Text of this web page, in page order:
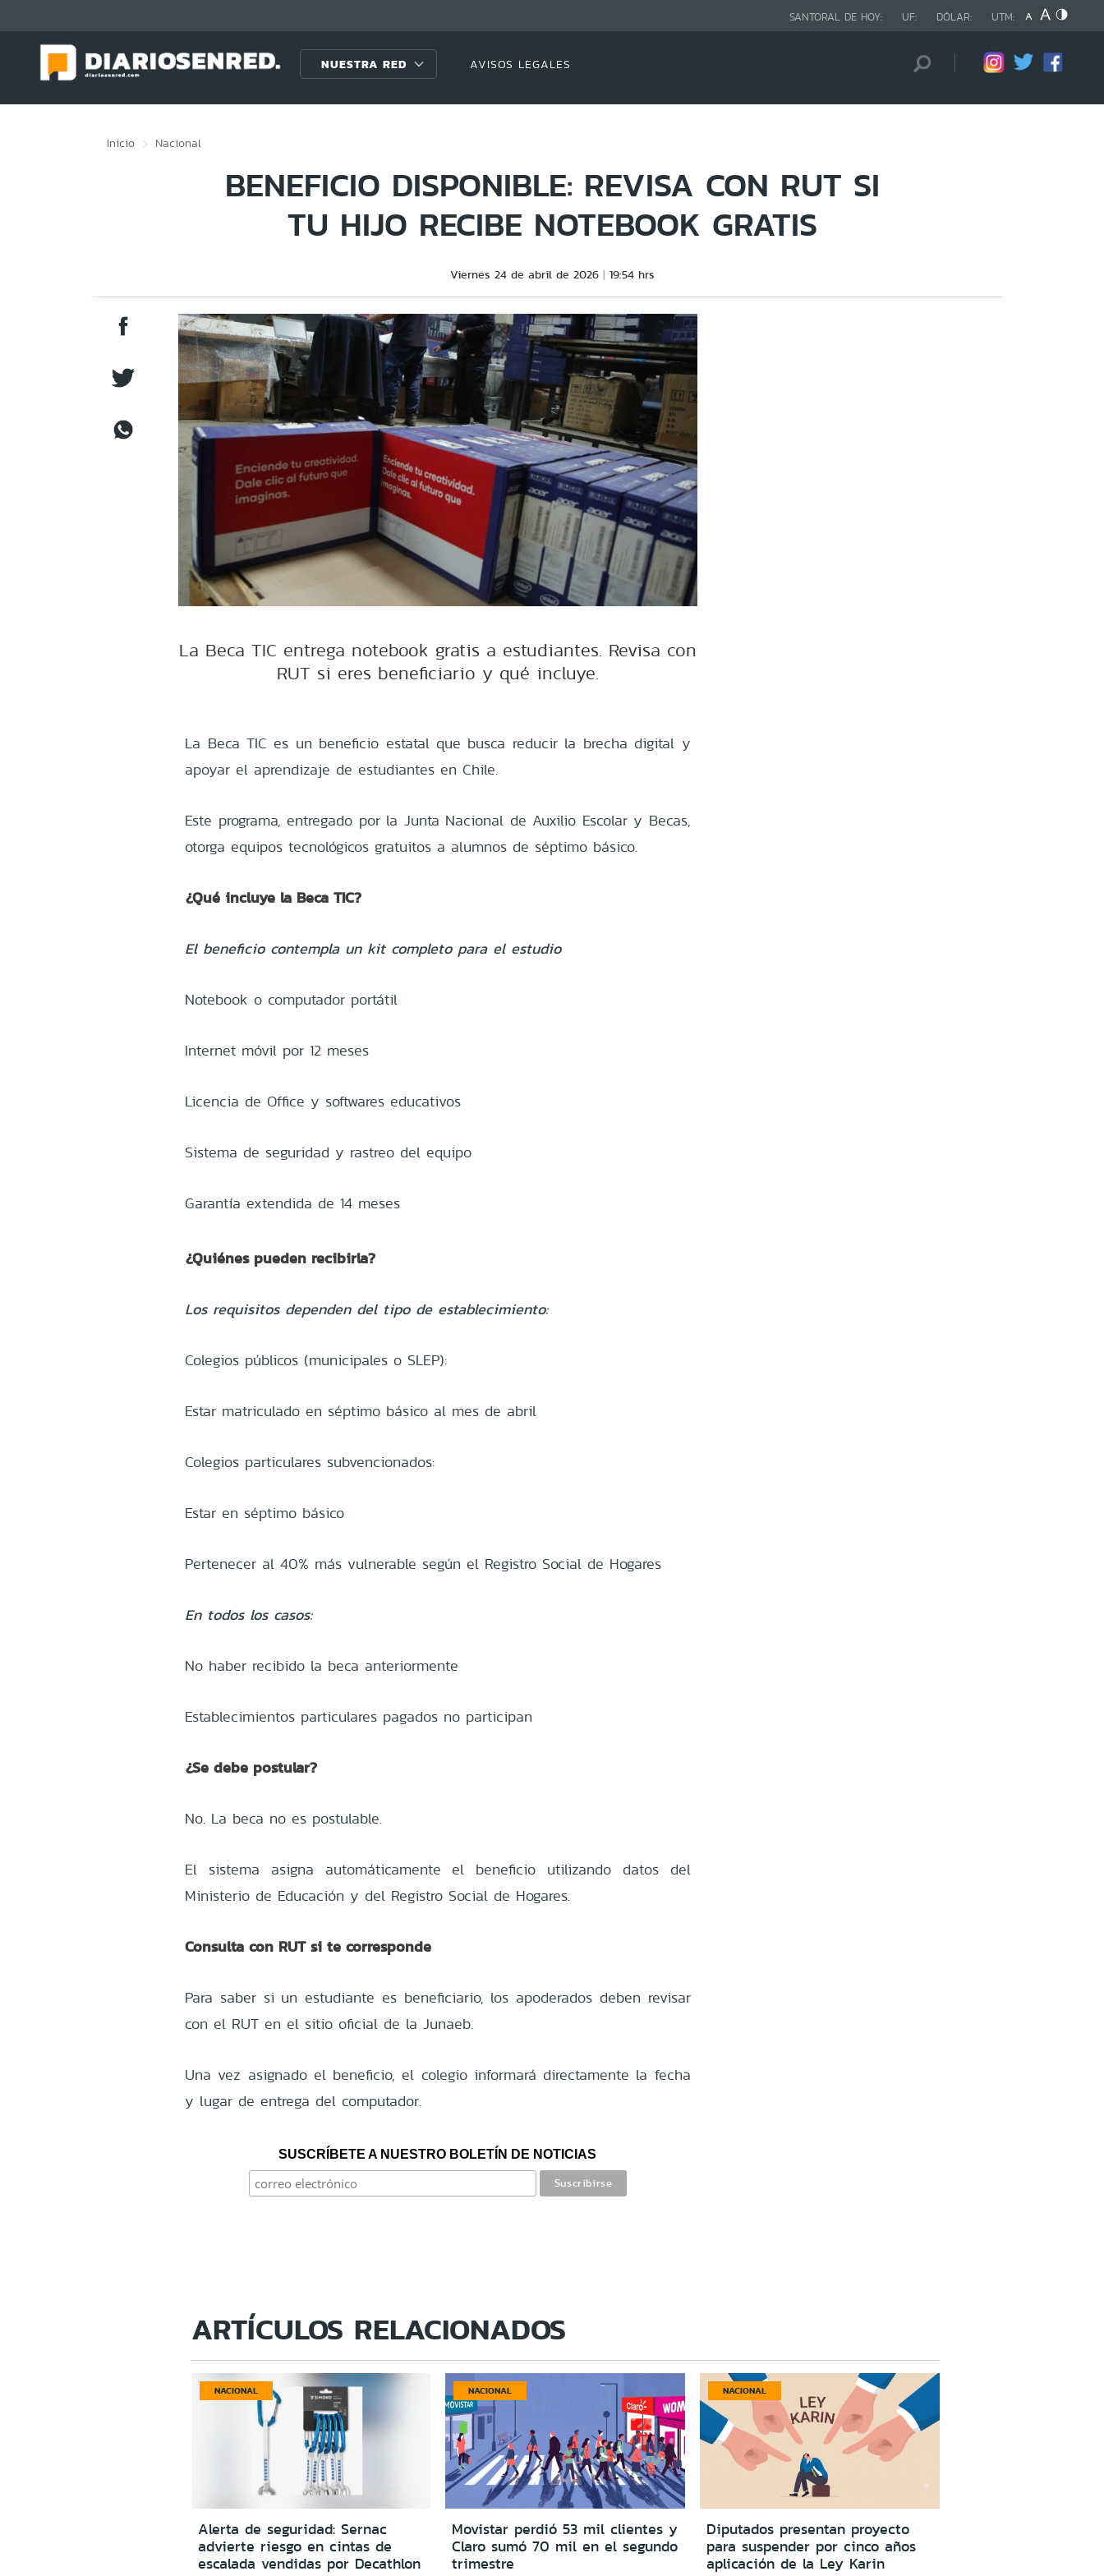
SANTORAL DE HOY: UF: DÓLAR: UTM:
NUESTRA RED AVISOS LEGALES
Inicio Nacional
BENEFICIO DISPONIBLE: REVISA CON RUT SI
TU HIJO RECIBE NOTEBOOK GRATIS
Viernes 24 de abril de 2026 19:54 hrs
La Beca TIC entrega notebook gratis a estudiantes. Revisa con
RUT si eres beneficiario y qué incluye.
La Beca TIC es un beneficio estatal que busca reducir la brecha digital y
apoyar el aprendizaje de estudiantes en Chile.
Este programa, entregado por la Junta Nacional de Auxilio Escolar y Becas,
otorga equipos tecnológicos gratuitos a alumnos de séptimo básico.
¿Qué incluye la Beca TIC?
El beneficio contempla un kit completo para el estudio
Notebook o computador portátil
Internet móvil por 12 meses
Licencia de Office y softwares educativos
Sistema de seguridad y rastreo del equipo
Garantía extendida de 14 meses
¿Quiénes pueden recibirla?
Los requisitos dependen del tipo de establecimiento:
Colegios públicos (municipales o SLEP):
Estar matriculado en séptimo básico al mes de abril
Colegios particulares subvencionados:
Estar en séptimo básico
Pertenecer al 40% más vulnerable según el Registro Social de Hogares
En todos los casos:
No haber recibido la beca anteriormente
Establecimientos particulares pagados no participan
¿Se debe postular?
No. La beca no es postulable.
El sistema asigna automáticamente el beneficio utilizando datos del
Ministerio de Educación y del Registro Social de Hogares.
Consulta con RUT si te corresponde
Para saber si un estudiante es beneficiario, los apoderados deben revisar
con el RUT en el sitio oficial de la Junaeb.
Una vez asignado el beneficio, el colegio informará directamente la fecha
y lugar de entrega del computador.
SUSCRÍBETE A NUESTRO BOLETÍN DE NOTICIAS
ARTÍCULOS RELACIONADOS
NACIONAL
Alerta de seguridad: Sernac
advierte riesgo en cintas de
escalada vendidas por Decathlon
NACIONAL
Movistar perdió 53 mil clientes y
Claro sumó 70 mil en el segundo
trimestre
NACIONAL
Diputados presentan proyecto
para suspender por cinco años
aplicación de la Ley Karin